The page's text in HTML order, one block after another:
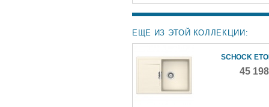
ЕЩЕ ИЗ ЭТОЙ КОЛЛЕКЦИИ:
SCHOCK
45